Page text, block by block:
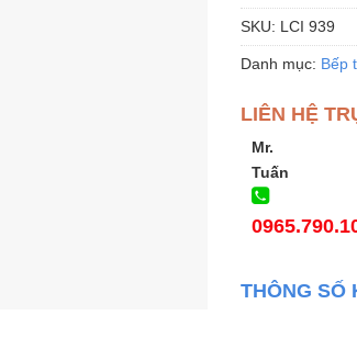
SKU: LCI 939
Danh mục: Bếp
LIÊN HỆ
Mr.
Tuấn
THÔNG SỐ